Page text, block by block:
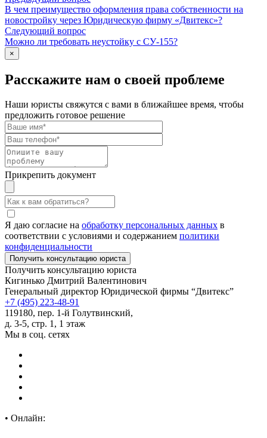
В чем преимущество оформления права собственности на
новостройку через Юридическую фирму «Двитекс»?
Следующий вопрос
Можно ли требовать неустойку с СУ-155?
×
Расскажите нам о своей проблеме
Наши юристы свяжутся с вами в ближайшее время, чтобы
предложить готовое решение
Прикрепить документ
Я даю согласие на обработку персональных данных в
соответствии с условиями и содержанием политики
конфиденциальности
Получить консультацию юриста
Кигинько Дмитрий Валентинович
Генеральный директор Юридической фирмы “Двитекс”
+7 (495) 223-48-91
119180, пер. 1-й Голутвинский,
д. 3-5, стр. 1, 1 этаж
Мы в соц. сетях
• Онлайн: